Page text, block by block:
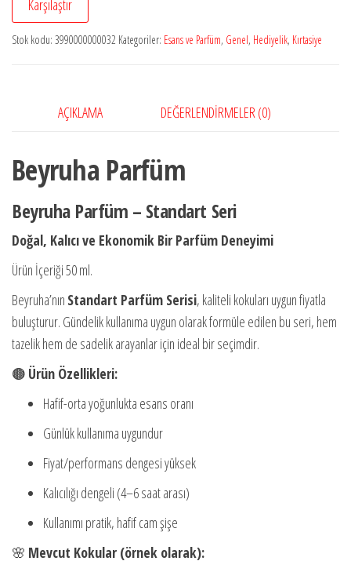
Karşılaştır
Stok kodu: 3990000000032 Kategoriler: Esans ve Parfüm, Genel, Hediyelik, Kırtasiye
AÇIKLAMA DEĞERLENDIRMELER (0)
Beyruha Parfüm
Beyruha Parfüm – Standart Seri
Doğal, Kalıcı ve Ekonomik Bir Parfüm Deneyimi
Ürün İçeriği 50 ml.
Beyruha’nın Standart Parfüm Serisi, kaliteli kokuları uygun fiyatla
buluşturur. Gündelik kullanıma uygun olarak formüle edilen bu seri, hem
tazelik hem de sadelik arayanlar için ideal bir seçimdir.
🟤 Ürün Özellikleri:
Hafif-orta yoğunlukta esans oranı
Günlük kullanıma uygundur
Fiyat/performans dengesi yüksek
Kalıcılığı dengeli (4–6 saat arası)
Kullanımı pratik, hafif cam şişe
🌸 Mevcut Kokular (örnek olarak):